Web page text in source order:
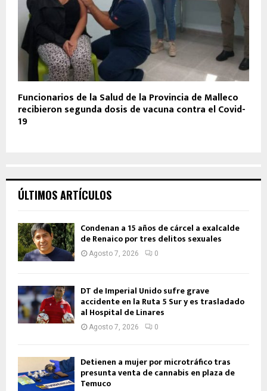
Funcionarios de la Salud de la Provincia de Malleco
recibieron segunda dosis de vacuna contra el Covid-
19
ÚLTIMOS ARTÍCULOS
Condenan a 15 años de cárcel a exalcalde
de Renaico por tres delitos sexuales
Agosto 7, 2026 0
DT de Imperial Unido sufre grave
accidente en la Ruta 5 Sur y es trasladado
al Hospital de Linares
Agosto 7, 2026 0
Detienen a mujer por microtráfico tras
presunta venta de cannabis en plaza de
Temuco